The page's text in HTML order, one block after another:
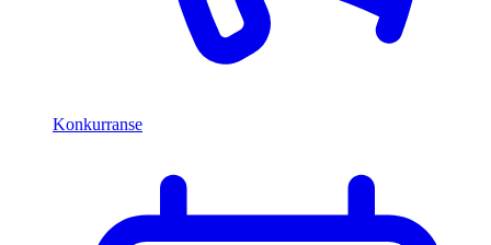
Konkurranse